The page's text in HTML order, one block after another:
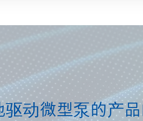
动微型泵的产